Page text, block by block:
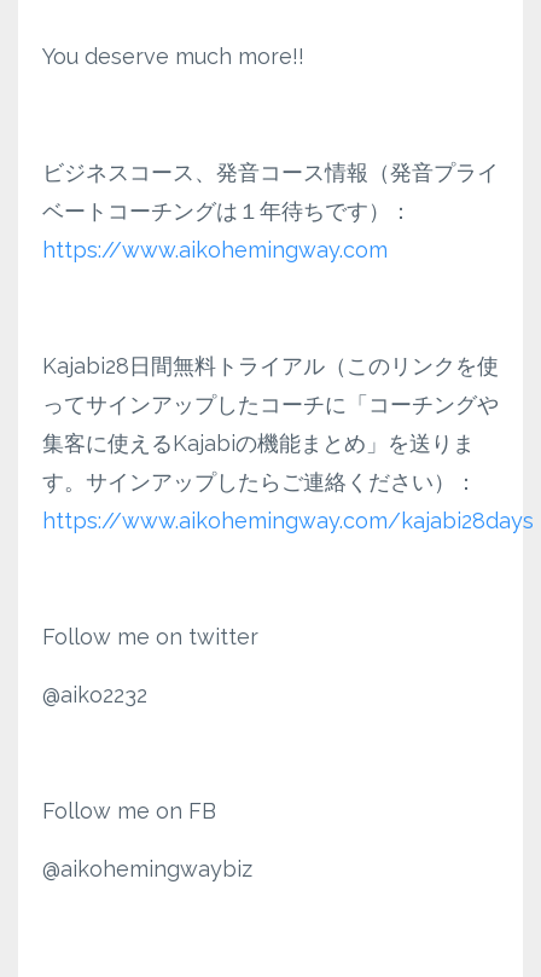
You deserve much more!!
ビジネスコース、発音コース情報（発音プライ
ベートコーチングは１年待ちです）：
https://www.aikohemingway.com
Kajabi28日間無料トライアル（このリンクを使
ってサインアップしたコーチに「コーチングや
集客に使えるKajabiの機能まとめ」を送りま
す。サインアップしたらご連絡ください）：
https://www.aikohemingway.com/kajabi28days
Follow me on twitter
@aiko2232
Follow me on FB
@aikohemingwaybiz